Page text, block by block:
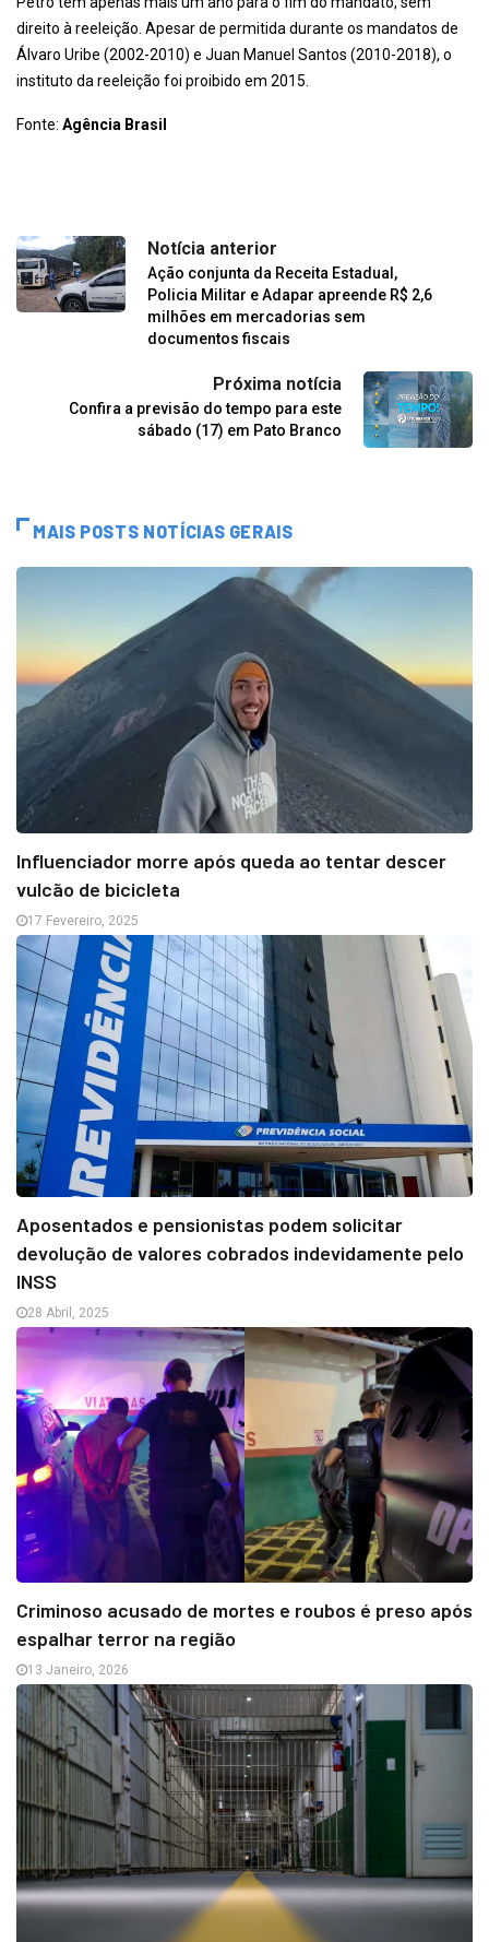
direito à reeleição. Apesar de permitida durante os mandatos de
Álvaro Uribe (2002-2010) e Juan Manuel Santos (2010-2018), o
instituto da reeleição foi proibido em 2015.
Fonte: Agência Brasil
Notícia anterior
Ação conjunta da Receita Estadual,
Policia Militar e Adapar apreende R$ 2,6
milhões em mercadorias sem
documentos fiscais
Próxima notícia
Confira a previsão do tempo para este
sábado (17) em Pato Branco
MAIS POSTS NOTÍCIAS GERAIS
Influenciador morre após queda ao tentar descer
vulcão de bicicleta
17 Fevereiro, 2025
Aposentados e pensionistas podem solicitar
devolução de valores cobrados indevidamente pelo
INSS
28 Abril, 2025
Criminoso acusado de mortes e roubos é preso após
espalhar terror na região
13 Janeiro, 2026